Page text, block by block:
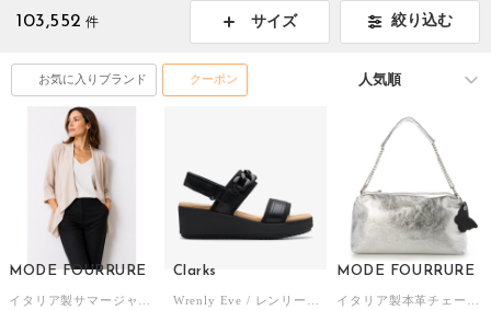
103,552 件 サイズ 絞り込む
お気に入りブランド クーポン
MODE FOURRURE Clarks MODE FOURRURE